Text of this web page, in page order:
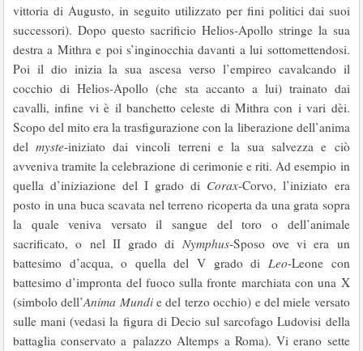
vittoria di Augusto, in seguito utilizzato per fini politici dai suoi
successori). Dopo questo sacrificio Helios-Apollo stringe la sua
destra a Mithra e poi s’inginocchia davanti a lui sottomettendosi.
Poi il dio inizia la sua ascesa verso l’empireo cavalcando il
cocchio di Helios-Apollo (che sta accanto a lui) trainato dai
cavalli, infine vi è il banchetto celeste di Mithra con i vari dèi.
Scopo del mito era la trasfigurazione con la liberazione dell’anima
delmyste-iniziato dai vincoli terreni e la sua salvezza e ciò
avveniva tramite la celebrazione di cerimonie e riti. Ad esempio in
quella d’iniziazione del I grado di Corax-Corvo, l’iniziato era
posto in una buca scavata nel terreno ricoperta da una grata sopra
la quale veniva versato il sangue del toro o dell’animale
sacrificato, o nel II grado di Nymphus-Sposo ove vi era un
battesimo d’acqua, o quella del V grado di Leo-Leone con
battesimo d’impronta del fuoco sulla fronte marchiata con una X
(simbolo dell’Anima Mundie del terzo occhio) e del miele versato
sulle mani (vedasi la figura di Decio sul sarcofago Ludovisi della
battaglia conservato a palazzo Altemps a Roma). Vi erano sette